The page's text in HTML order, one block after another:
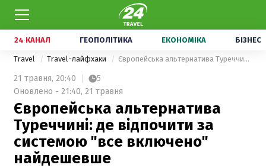
24 КАНАЛ ГЕОПОЛІТИКА ЕКОНОМІКА БІЗНЕС
Travel Travel-лайфхаки Європейська альтернатива Туреччині: де відпочити за системою "все включено" найдешевше
21 травня, 20:40
5
Оновлено - 21:40, 21 травня
Європейська альтернатива
Туреччині: де відпочити за
системою "все включено"
найдешевше